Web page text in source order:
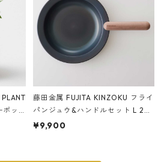
ッ
藤田金属 FUJITA KINZOKU フライ
パンジュウ&ハンドルセット L 24c
m ガス火・IH対応 鉄フライパン
¥9,900